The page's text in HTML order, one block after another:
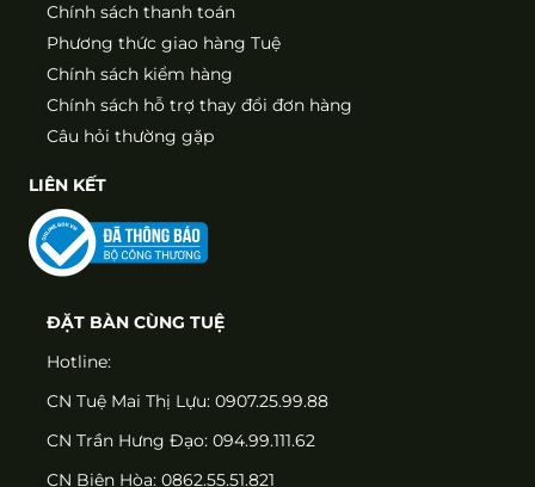
Chính sách thanh toán
Phương thức giao hàng Tuệ
Chính sách kiểm hàng
Chính sách hỗ trợ thay đổi đơn hàng
Câu hỏi thường gặp
LIÊN KẾT
ĐẶT BÀN CÙNG TUỆ
Hotline:
CN Tuệ Mai Thị Lựu: 0907.25.99.88
CN Trần Hưng Đạo: 094.99.111.62
CN Biên Hòa: 0862.55.51.821